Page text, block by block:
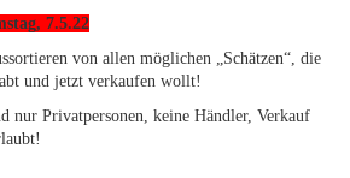
7.5.22
von allen möglichen „Schätzen“, die
und jetzt verkaufen wollt!
nur Privatpersonen, keine Händler, Verkauf